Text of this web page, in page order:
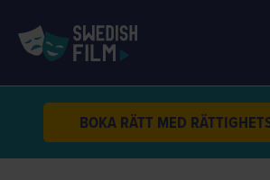
BOKA RÄTT MED